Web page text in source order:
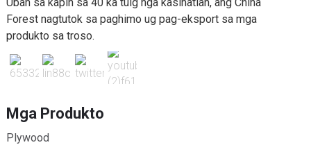
Uban sa kapin sa 40 ka tuig nga kasinatian, ang China
Forest nagtutok sa paghimo ug pag-eksport sa mga
produkto sa troso.
Mga Produkto
Plywood